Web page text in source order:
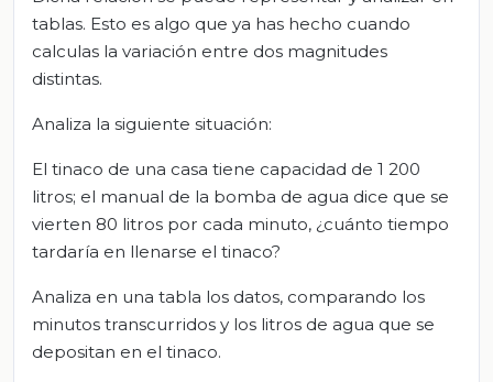
tablas. Esto es algo que ya has hecho cuando
calculas la variación entre dos magnitudes
distintas.
Analiza la siguiente situación:
El tinaco de una casa tiene capacidad de 1 200
litros; el manual de la bomba de agua dice que se
vierten 80 litros por cada minuto, ¿cuánto tiempo
tardaría en llenarse el tinaco?
Analiza en una tabla los datos, comparando los
minutos transcurridos y los litros de agua que se
depositan en el tinaco.